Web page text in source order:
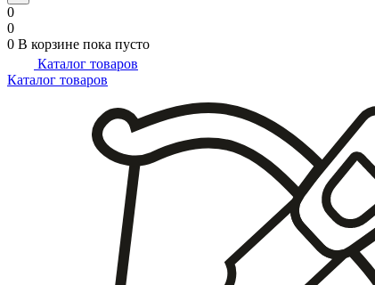
0
0
0 В корзине пока пусто
Каталог товаров
Каталог товаров